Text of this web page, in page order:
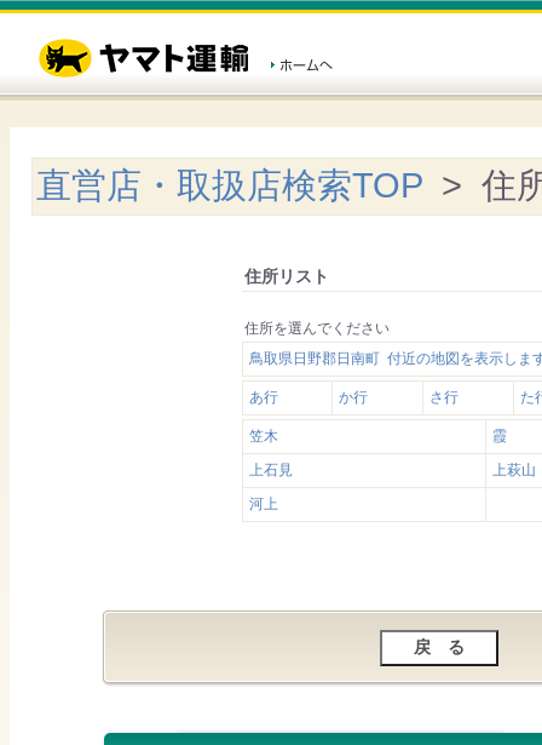
直営店・取扱店検索TOP > 住
住所リスト
住所を選んでください
鳥取県日野郡日南町 付近の地図を表示しま
あ行 か行 さ行 た
笠木
霞
上石見
上萩山
河上